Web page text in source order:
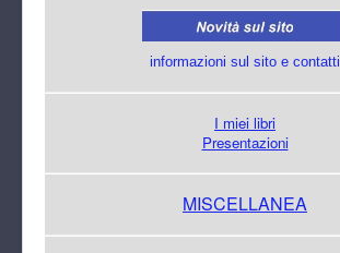
informazioni sul sito e contatti
I miei libri
Presentazioni
MISCELLANEA